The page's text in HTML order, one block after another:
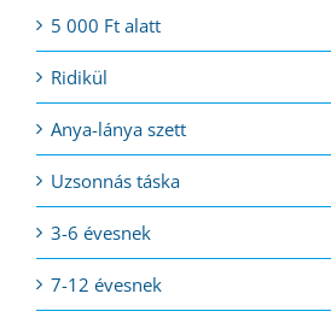
5 000 Ft alatt
Ridikül
Anya-lánya szett
Uzsonnás táska
3-6 évesnek
7-12 évesnek